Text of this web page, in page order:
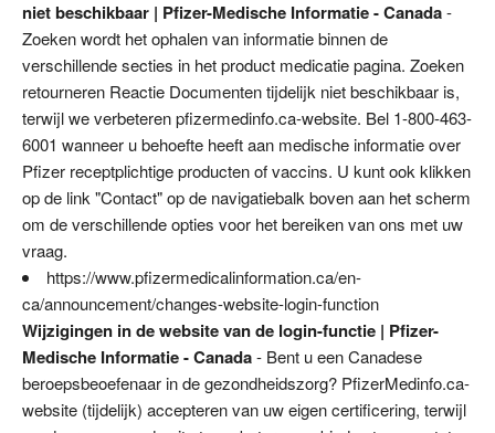
niet beschikbaar | Pfizer-Medische Informatie - Canada-
Zoeken wordt het ophalen van informatie binnen de
verschillende secties in het product medicatie pagina. Zoeken
retourneren Reactie Documenten tijdelijk niet beschikbaar is,
terwijl we verbeteren pfizermedinfo.ca-website. Bel 1-800-463-
6001 wanneer u behoefte heeft aan medische informatie over
Pfizer receptplichtige producten of vaccins. U kunt ook klikken
op de link "Contact" op de navigatiebalk boven aan het scherm
om de verschillende opties voor het bereiken van ons met uw
vraag.
https://www.pfizermedicalinformation.ca/en-
ca/announcement/changes-website-login-function
Wijzigingen in de website van de login-functie | Pfizer-
Medische Informatie - Canada- Bent u een Canadese
beroepsbeoefenaar in de gezondheidszorg? PfizerMedinfo.ca-
website (tijdelijk) accepteren van uw eigen certificering, terwijl